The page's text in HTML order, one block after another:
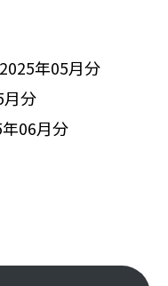
年05月分
分
06月分